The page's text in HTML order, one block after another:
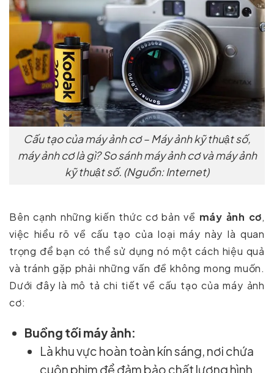
Cấu tạo của máy ảnh cơ – Máy ảnh kỹ thuật số,
máy ảnh cơ là gì? So sánh máy ảnh cơ và máy ảnh
kỹ thuật số. (Nguồn: Internet)
Bên cạnh những kiến thức cơ bản về máy ảnh cơ,
việc hiểu rõ về cấu tạo của loại máy này là quan
trọng để bạn có thể sử dụng nó một cách hiệu quả
và tránh gặp phải những vấn đề không mong muốn.
Dưới đây là mô tả chi tiết về cấu tạo của máy ảnh
cơ:
Buồng tối máy ảnh:
Là khu vực hoàn toàn kín sáng, nơi chứa
cuộn phim để đảm bảo chất lượng hình